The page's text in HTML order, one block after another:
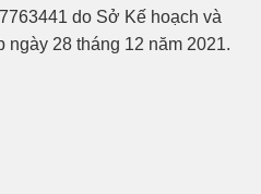
do Sở Kế hoạch và
28 tháng 12 năm 2021.